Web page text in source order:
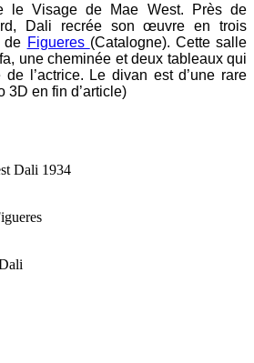
le Visage de Mae West. Près de
Dali recrée son œuvre en trois
de Figueres (Catalogne). Cette salle
une cheminée et deux tableaux qui
l’actrice. Le divan est d’une rare
en fin d’article)
Dali 1934